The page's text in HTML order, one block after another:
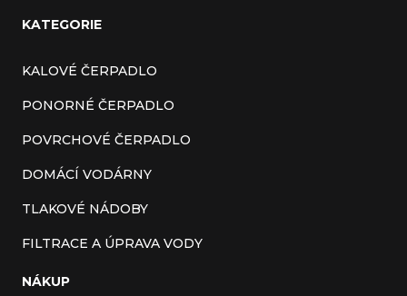
KATEGORIE
KALOVÉ ČERPADLO
PONORNÉ ČERPADLO
POVRCHOVÉ ČERPADLO
DOMÁCÍ VODÁRNY
TLAKOVÉ NÁDOBY
FILTRACE A ÚPRAVA VODY
NÁKUP